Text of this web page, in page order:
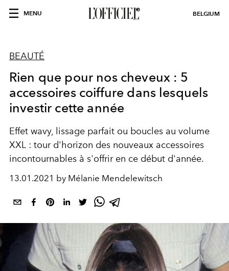
MENU BELGIUM
BEAUTÉ
Rien que pour nos cheveux : 5
accessoires coiffure dans lesquels
investir cette année
Effet wavy, lissage parfait ou boucles au volume
XXL : tour d'horizon des nouveaux accessoires
incontournables à s'offrir en ce début d'année.
13.01.2021 by Mélanie Mendelewitsch